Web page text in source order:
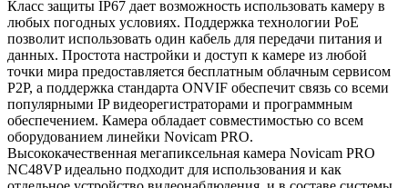
Класс защиты IP67 дает возможность использовать камеру в
любых погодных условиях. Поддержка технологии РоЕ
позволит использовать один кабель для передачи питания и
данных. Простота настройки и доступ к камере из любой
точки мира предоставляется бесплатным облачным сервисом
P2P, а поддержка стандарта ONVIF обеспечит связь со всеми
популярными IP видеорегистраторами и программным
обеспечением. Камера обладает совместимостью со всем
оборудованием линейки Novicam PRO.
Высококачественная мегапиксельная камера Novicam PRO
NC48VP идеально подходит для использования и как